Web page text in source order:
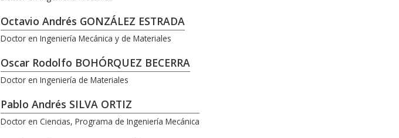
Octavio Andrés GONZÁLEZ ESTRADA
Doctor en Ingeniería Mecánica y de Materiales
Oscar Rodolfo BOHÓRQUEZ BECERRA
Doctor en Ingeniería de Materiales
Pablo Andrés SILVA ORTIZ
Doctor en Ciencias, Programa de Ingeniería Mecánica